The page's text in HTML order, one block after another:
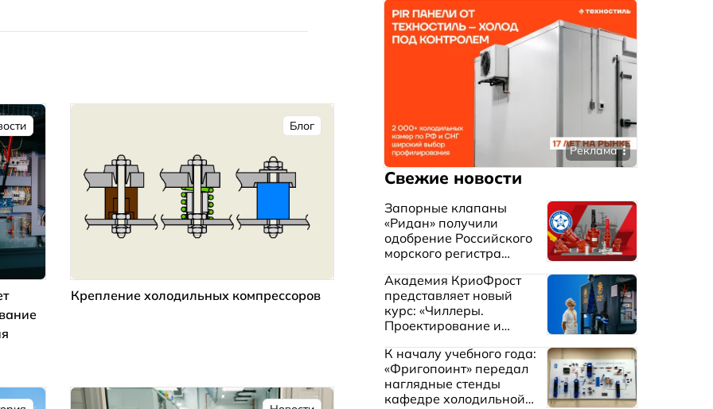
Блог
Крепление холодильных компрессоров
Реклама
Свежие новости
Запорные клапаны
«Ридан» получили
одобрение Российского
морского регистра
Академия КриоФрост
представляет новый
курс: «Чиллеры.
Проектирование и
охлаждения жидкостей»
К началу учебного года:
«Фригопоинт» передал
наглядные стенды
кафедре холодильной